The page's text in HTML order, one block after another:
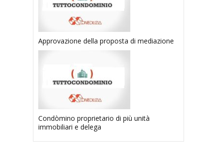
Approvazione della proposta di mediazione
Condòmino proprietario di più unità
immobiliari e delega